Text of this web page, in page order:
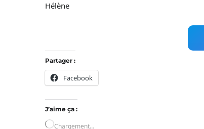
Hélène
Partager :
Facebook
J’aime ça :
Chargement…